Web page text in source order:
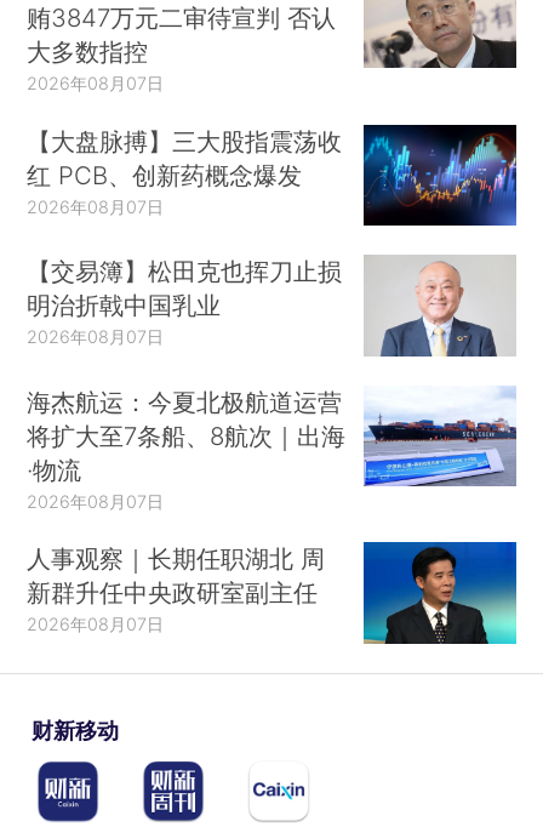
贿3847万元二审待宣判 否认
大多数指控
2026年08月07日
【大盘脉搏】三大股指震荡收
红 PCB、创新药概念爆发
2026年08月07日
【交易簿】松田克也挥刀止损
明治折戟中国乳业
2026年08月07日
海杰航运：今夏北极航道运营
将扩大至7条船、8航次｜出海
·物流
2026年08月07日
人事观察｜长期任职湖北 周
新群升任中央政研室副主任
2026年08月07日
财新移动